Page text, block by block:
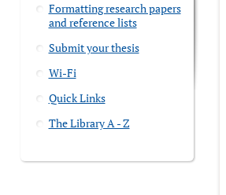
Formatting research papers
and reference lists
Submit your thesis
Wi-Fi
Quick Links
The Library A - Z